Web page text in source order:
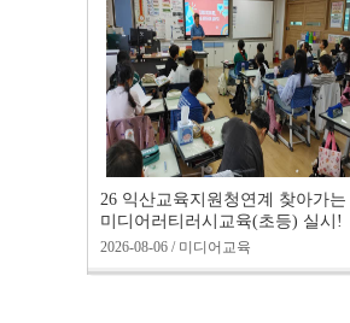
26 익산교육지원청연계 찾아가는
미디어러티러시교육(초등) 실시!
2026-08-06 / 미디어교육